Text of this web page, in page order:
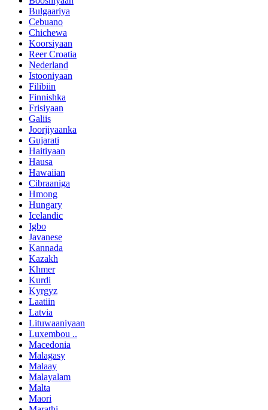
Bulgaariya
Cebuano
Chichewa
Koorsiyaan
Reer Croatia
Nederland
Istooniyaan
Filibiin
Finnishka
Frisiyaan
Galiis
Joorjiyaanka
Gujarati
Haitiyaan
Hausa
Hawaiian
Cibraaniga
Hmong
Hungary
Icelandic
Igbo
Javanese
Kannada
Kazakh
Khmer
Kurdi
Kyrgyz
Laatiin
Latvia
Lituwaaniyaan
Luxembou ..
Macedonia
Malagasy
Malaay
Malayalam
Malta
Maori